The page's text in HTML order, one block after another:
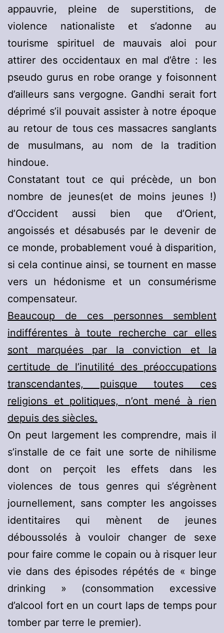
appauvrie, pleine de superstitions, de
violence nationaliste et s’adonne au
tourisme spirituel de mauvais aloi pour
attirer des occidentaux en mal d’être : les
pseudo gurus en robe orange y foisonnent
d’ailleurs sans vergogne. Gandhi serait fort
déprimé s’il pouvait assister à notre époque
au retour de tous ces massacres sanglants
de musulmans, au nom de la tradition
hindoue.
Constatant tout ce qui précède, un bon
nombre de jeunes(et de moins jeunes !)
d’Occident aussi bien que d’Orient,
angoissés et désabusés par le devenir de
ce monde, probablement voué à disparition,
si cela continue ainsi, se tournent en masse
vers un hédonisme et un consumérisme
compensateur.
Beaucoup de ces personnes semblent
indifférentes à toute recherche car elles
sont marquées par la conviction et la
certitude de l’inutilité des préoccupations
transcendantes, puisque toutes ces
religions et politiques, n’ont mené à rien
depuis des siècles.
On peut largement les comprendre, mais il
s’installe de ce fait une sorte de nihilisme
dont on perçoit les effets dans les
violences de tous genres qui s’égrènent
journellement, sans compter les angoisses
identitaires qui mènent de jeunes
déboussolés à vouloir changer de sexe
pour faire comme le copain ou à risquer leur
vie dans des épisodes répétés de « binge
drinking » (consommation excessive
d’alcool fort en un court laps de temps pour
tomber par terre le premier).